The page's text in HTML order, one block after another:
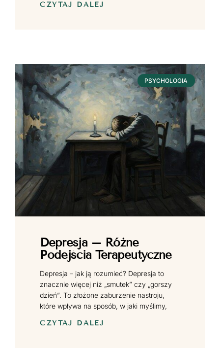
CZYTAJ DALEJ
PSYCHOLOGIA
Depresja – Różne
Podejścia Terapeutyczne
Depresja – jak ją rozumieć? Depresja to
znacznie więcej niż „smutek” czy „gorszy
dzień”. To złożone zaburzenie nastroju,
które wpływa na sposób, w jaki myślimy,
CZYTAJ DALEJ